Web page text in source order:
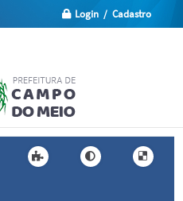
Login / Cadastro